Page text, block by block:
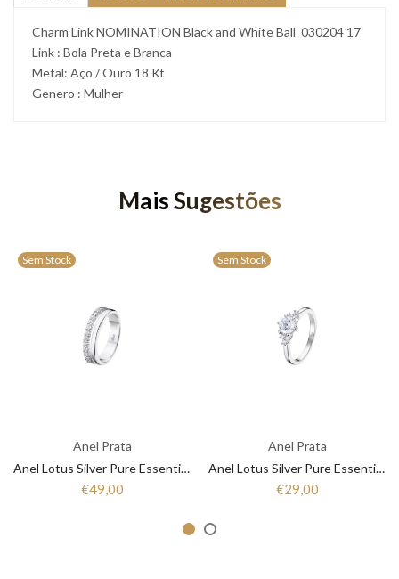
Charm Link NOMINATION Black and White Ball 030204 17
Link : Bola Preta e Branca
Metal: Aço / Ouro 18 Kt
Genero : Mulher
Mais Sugestões
Sem Stock
Anel Prata
Anel Lotus Silver Pure Essential LP3446-3/1 Mulher Prata
€49,00
Sem Stock
Anel Prata
Anel Lotus Silver Pure Essential LP3443-3/1 Mulher Prata
€29,00